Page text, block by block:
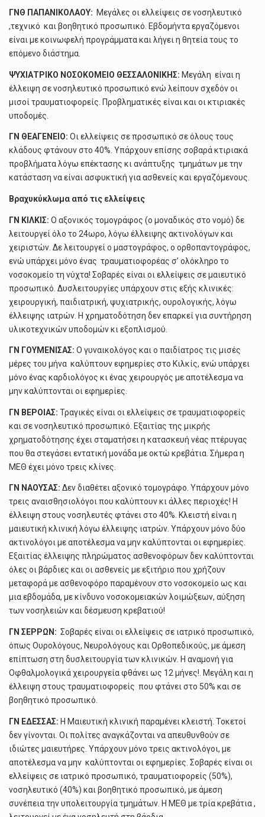
ΓΝΘ ΠΑΠΑΝΙΚΟΛΑΟΥ: Μεγάλες οι ελλείψεις σε νοσηλευτικό
,τεχνικό και βοηθητικό προσωπικό. Εβδομήντα εργαζόμενοι
είναι με κοινωφελή προγράμματα και λήγει η θητεία τους το
επόμενο διάστημα.
ΨΥΧΙΑΤΡΙΚΟ ΝΟΣΟΚΟΜΕΙΟ ΘΕΣΣΑΛΟΝΙΚΗΣ: Μεγάλη είναι η
έλλειψη σε νοσηλευτικό προσωπικό ενώ λείπουν σχεδόν οι
μισοί τραυματιοφορείς. Προβληματικές είναι και οι κτιριακές
υποδομές.
ΓΝ ΘΕΑΓΕΝΕΙΟ: Οι ελλείψεις σε προσωπικό σε όλους τους
κλάδους φτάνουν στο 40%. Υπάρχουν επίσης σοβαρά κτιριακά
προβλήματα λόγω επέκτασης κι ανάπτυξης τμημάτων με την
κατάσταση να είναι ασφυκτική για ασθενείς και εργαζόμενους.
Βραχυκύκλωμα από τις ελλείψεις
ΓΝ ΚΙΛΚΙΣ: Ο αξονικός τομογράφος (ο μοναδικός στο νομό) δε
λειτουργεί όλο το 24ωρο, λόγω έλλειψης ακτινολόγων και
χειριστών. Δε λειτουργεί ο μαστογράφος, ο ορθοπαντογράφος,
ενώ υπάρχει μόνο ένας τραυματιοφορέας σ’ ολόκληρο το
νοσοκομείο τη νύχτα! Σοβαρές είναι οι ελλείψεις σε μαιευτικό
προσωπικό. Δυσλειτουργίες υπάρχουν στις εξής κλινικές:
χειρουργική, παιδιατρική, ψυχιατρικής, ουρολογικής, λόγω
έλλειψης ιατρών. Η χρηματοδότηση δεν επαρκεί για συντήρηση
υλικοτεχνικών υποδομών κι εξοπλισμού.
ΓΝ ΓΟΥΜΕΝΙΣΑΣ: Ο γυναικολόγος και ο παιδίατρος τις μισές
μέρες του μήνα καλύπτουν εφημερίες στο Κιλκίς, ενώ υπάρχει
μόνο ένας καρδιολόγος κι ένας χειρουργός με αποτέλεσμα να
μην καλύπτονται οι εφημερίες.
ΓΝ ΒΕΡΟΙΑΣ: Τραγικές είναι οι ελλείψεις σε τραυματιοφορείς
και σε νοσηλευτικό προσωπικό. Εξαιτίας της μικρής
χρηματοδότησης έχει σταματήσει η κατασκευή νέας πτέρυγας
που θα στεγάσει εντατική μονάδα με οκτώ κρεβάτια. Σήμερα η
ΜΕΘ έχει μόνο τρεις κλίνες.
ΓΝ ΝΑΟΥΣΑΣ: Δεν διαθέτει αξονικό τομογράφο. Υπάρχουν μόνο
τρεις αναισθησιολόγοι που καλύπτουν κι άλλες περιοχές! Η
έλλειψη στους νοσηλευτές φτάνει στο 40%. Κλειστή είναι η
μαιευτική κλινική λόγω έλλειψης ιατρών. Υπάρχουν μόνο δύο
ακτινολόγοι με αποτέλεσμα να μην καλύπτονται οι εφημερίες.
Εξαιτίας έλλειψης πληρώματος ασθενοφόρων δεν καλύπτονται
όλες οι βάρδιες και οι ασθενείς με εξιτήριο που χρήζουν
μεταφορά με ασθενοφόρο παραμένουν στο νοσοκομείο ως και
μια εβδομάδα, με κίνδυνο νοσοκομειακών λοιμώξεων, αύξηση
των νοσηλειών και δέσμευση κρεβατιού!
ΓΝ ΣΕΡΡΩΝ: Σοβαρές είναι οι ελλείψεις σε ιατρικό προσωπικό,
όπως Ουρολόγους, Νευρολόγους και Ορθοπεδικούς, με άμεση
επίπτωση στη δυσλειτουργία των κλινικών. Η αναμονή για
Οφθαλμολογικά χειρουργεία φθάνει ως 12 μήνες!. Μεγάλη και η
έλλειψη στους τραυματιοφορείς που φτάνει στο 50% και σε
βοηθητικό προσωπικό.
ΓΝ ΕΔΕΣΣΑΣ: Η Μαιευτική κλινική παραμένει κλειστή. Τοκετοί
δεν γίνονται. Οι πολίτες αναγκάζονται να απευθυνθούν σε
ιδιώτες μαιευτήρες. Υπάρχουν μόνο τρεις ακτινολόγοι, με
αποτέλεσμα να μην καλύπτονται οι εφημερίες. Σοβαρές είναι οι
ελλείψεις σε ιατρικό προσωπικό, τραυματιοφορείς (50%),
νοσηλευτικό (40%) και βοηθητικό προσωπικό, με άμεση
συνέπεια την υπολειτουργία τμημάτων. Η ΜΕΘ με τρία κρεβάτια ,